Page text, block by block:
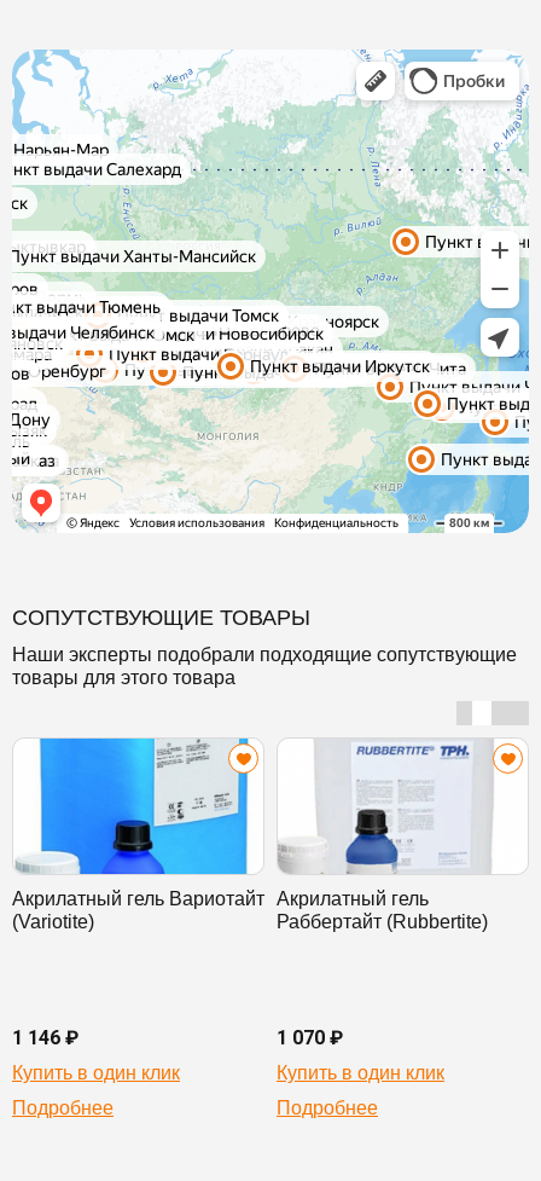
СОПУТСТВУЮЩИЕ ТОВАРЫ
Наши эксперты подобрали подходящие сопутствующие
товары для этого товара
Акрилатный гель Вариотайт
(Variotite)
1 146 ₽
Купить в один клик
Подробнее
Акрилатный гель
Раббертайт (Rubbertite)
1 070 ₽
Купить в один клик
Подробнее